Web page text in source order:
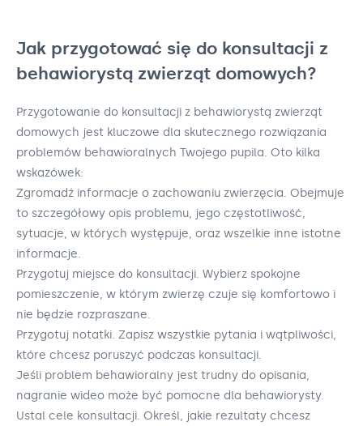
Jak przygotować się do konsultacji z
behawiorystą zwierząt domowych?
Przygotowanie do konsultacji z behawiorystą zwierząt
domowych jest kluczowe dla skutecznego rozwiązania
problemów behawioralnych Twojego pupila. Oto kilka
wskazówek:
Zgromadź informacje o zachowaniu zwierzęcia. Obejmuje
to szczegółowy opis problemu, jego częstotliwość,
sytuacje, w których występuje, oraz wszelkie inne istotne
informacje.
Przygotuj miejsce do konsultacji. Wybierz spokojne
pomieszczenie, w którym zwierzę czuje się komfortowo i
nie będzie rozpraszane.
Przygotuj notatki. Zapisz wszystkie pytania i wątpliwości,
które chcesz poruszyć podczas konsultacji.
Jeśli problem behawioralny jest trudny do opisania,
nagranie wideo może być pomocne dla behawiorysty.
Ustal cele konsultacji. Określ, jakie rezultaty chcesz